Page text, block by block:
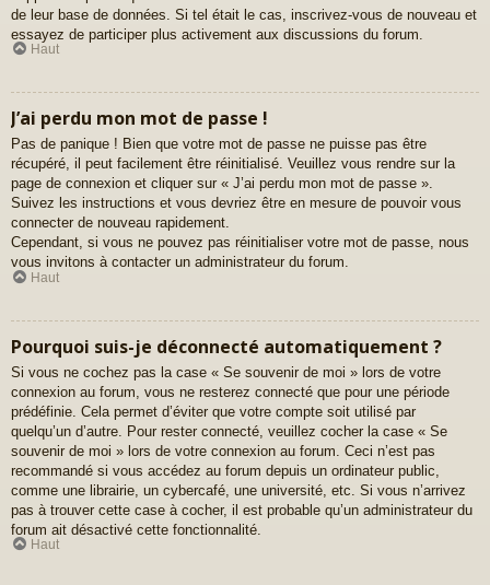
de leur base de données. Si tel était le cas, inscrivez-vous de nouveau et
essayez de participer plus activement aux discussions du forum.
Haut
J’ai perdu mon mot de passe !
Pas de panique ! Bien que votre mot de passe ne puisse pas être
récupéré, il peut facilement être réinitialisé. Veuillez vous rendre sur la
page de connexion et cliquer sur « J’ai perdu mon mot de passe ».
Suivez les instructions et vous devriez être en mesure de pouvoir vous
connecter de nouveau rapidement.
Cependant, si vous ne pouvez pas réinitialiser votre mot de passe, nous
vous invitons à contacter un administrateur du forum.
Haut
Pourquoi suis-je déconnecté automatiquement ?
Si vous ne cochez pas la case « Se souvenir de moi » lors de votre
connexion au forum, vous ne resterez connecté que pour une période
prédéfinie. Cela permet d’éviter que votre compte soit utilisé par
quelqu’un d’autre. Pour rester connecté, veuillez cocher la case « Se
souvenir de moi » lors de votre connexion au forum. Ceci n’est pas
recommandé si vous accédez au forum depuis un ordinateur public,
comme une librairie, un cybercafé, une université, etc. Si vous n’arrivez
pas à trouver cette case à cocher, il est probable qu’un administrateur du
forum ait désactivé cette fonctionnalité.
Haut